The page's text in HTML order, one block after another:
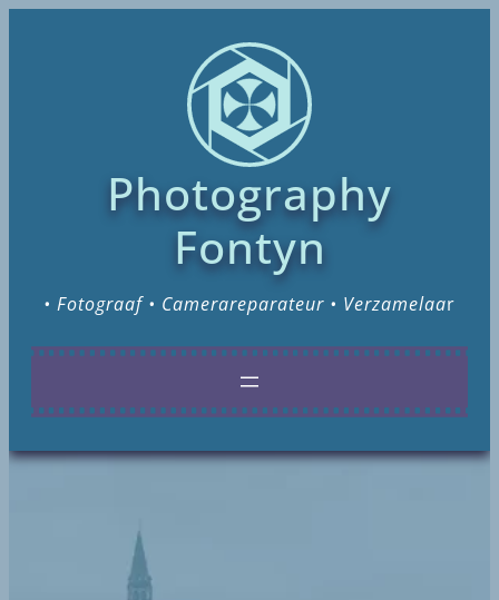
Photography
Fontyn
• Fotograaf • Camerareparateur • Verzamelaar